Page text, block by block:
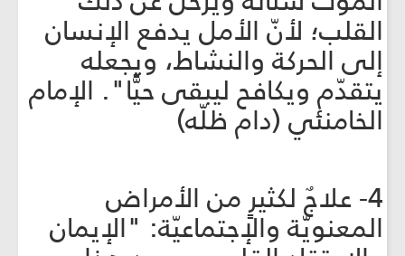
القلب؛ لأنّ الأمل يدفع الإنسان
إلى الحركة والنشاط، ويجعله
يتقدّم ويكافح ليبقى حيًّا". الإمام
الخامنئي (دام ظلّه)
4- علاجٌ لكثيرٍ من الأمراض
المعنويّة والإجتماعيّة: "الإيمان